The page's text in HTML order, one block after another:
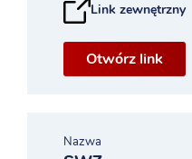
Link zewnętrzny
Otwórz link
Nazwa